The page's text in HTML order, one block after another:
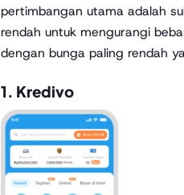
pertimbangan utama adalah
rendah untuk mengurangi
dengan bunga paling rendah
1. Kredivo